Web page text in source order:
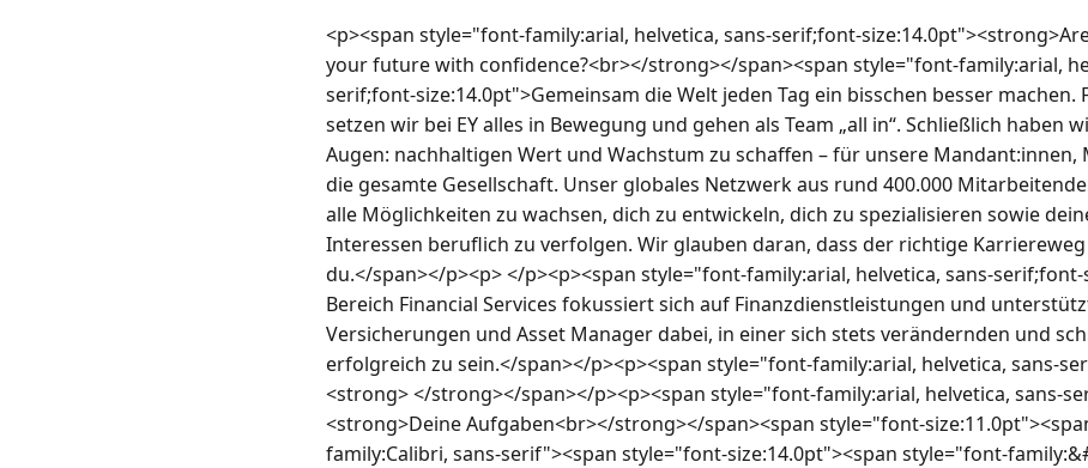
<p><span style="font-family:arial, helvetica, sans-serif;font-
your future with confidence?<br></strong></span><span style="font-family:arial,
serif;font-size:14.0pt">Gemeinsam die Welt jeden Tag ein bisschen besser machen.
setzen wir bei EY alles in Bewegung und gehen als Team „all in“. Schließlich haben
Augen: nachhaltigen Wert und Wachstum zu schaffen – für unsere
die gesamte Gesellschaft. Unser globales Netzwerk aus rund 400.000
alle Möglichkeiten zu wachsen, dich zu entwickeln, dich zu spezialisieren sowie
Interessen beruflich zu verfolgen. Wir glauben daran, dass der richtige
du.</span></p><p> </p><p><span style="font-family:arial, helvetica, sans-
Bereich Financial Services fokussiert sich auf Finanzdienstleistungen und
Versicherungen und Asset Manager dabei, in einer sich stets verändernden und
erfolgreich zu sein.</span></p><p><span style="font-family:arial, helvetica, sans-
<strong> </strong></span></p><p><span style="font-family:arial, helvetica, sans-
<strong>Deine Aufgaben<br></strong></span><span style="font-
family:Calibri, sans-serif"><span style="font-size:14.0pt"><span style="font-